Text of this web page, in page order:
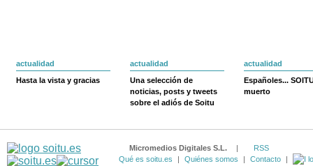
actualidad
Hasta la vista y gracias
actualidad
Una selección de
noticias, posts y tweets
sobre el adiós de Soitu
actualidad
Españoles...
muerto
Micromedios Digitales S.L. |
RSS
Qué es soitu.es
| Quiénes somos | Contacto |